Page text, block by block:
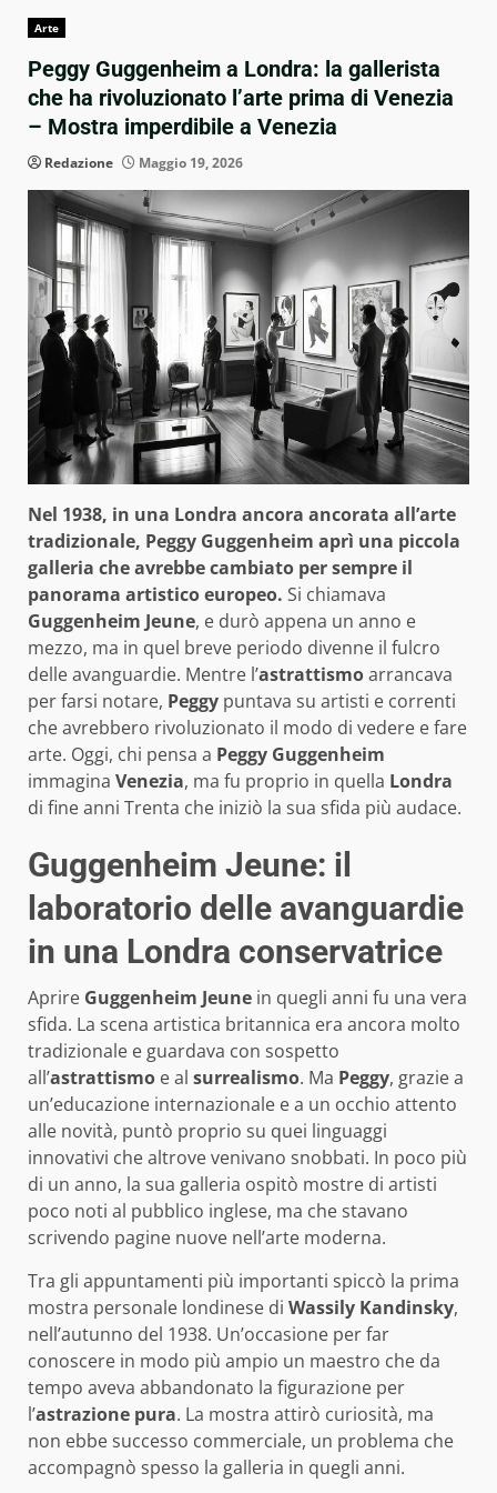
Arte
Peggy Guggenheim a Londra: la gallerista
che ha rivoluzionato l’arte prima di Venezia
– Mostra imperdibile a Venezia
Redazione Maggio 19, 2026
Nel 1938, in una Londra ancora ancorata all’arte
tradizionale, Peggy Guggenheim aprì una piccola
galleria che avrebbe cambiato per sempre il
panorama artistico europeo. Si chiamava
Guggenheim Jeune, e durò appena un anno e
mezzo, ma in quel breve periodo divenne il fulcro
delle avanguardie. Mentre l’astrattismoarrancava
per farsi notare, Peggy puntava su artisti e correnti
che avrebbero rivoluzionato il modo di vedere e fare
arte. Oggi, chi pensa a Peggy Guggenheim
immagina Venezia, ma fu proprio in quella Londra
di fine anni Trenta che iniziò la sua sfida più audace.
Guggenheim Jeune: il
laboratorio delle avanguardie
in una Londra conservatrice
Aprire Guggenheim Jeune in quegli anni fu una vera
sfida. La scena artistica britannica era ancora molto
tradizionale e guardava con sospetto
all’astrattismo e al surrealismo. Ma Peggy, grazie a
un’educazione internazionale e a un occhio attento
alle novità, puntò proprio su quei linguaggi
innovativi che altrove venivano snobbati. In poco più
di un anno, la sua galleria ospitò mostre di artisti
poco noti al pubblico inglese, ma che stavano
scrivendo pagine nuove nell’arte moderna.
Tra gli appuntamenti più importanti spiccò la prima
mostra personale londinese di Wassily Kandinsky,
nell’autunno del 1938. Un’occasione per far
conoscere in modo più ampio un maestro che da
tempo aveva abbandonato la figurazione per
l’astrazione pura. La mostra attirò curiosità, ma
non ebbe successo commerciale, un problema che
accompagnò spesso la galleria in quegli anni.